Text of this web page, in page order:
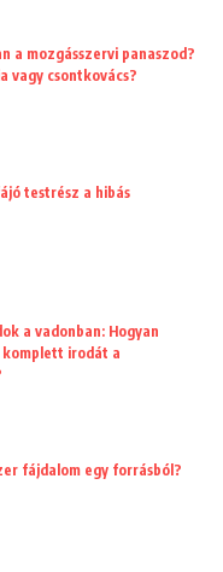
a mozgásszervi panaszod?
vagy csontkovács?
testrész a hibás
a vadonban: Hogyan
komplett irodát a
fájdalom egy forrásból?